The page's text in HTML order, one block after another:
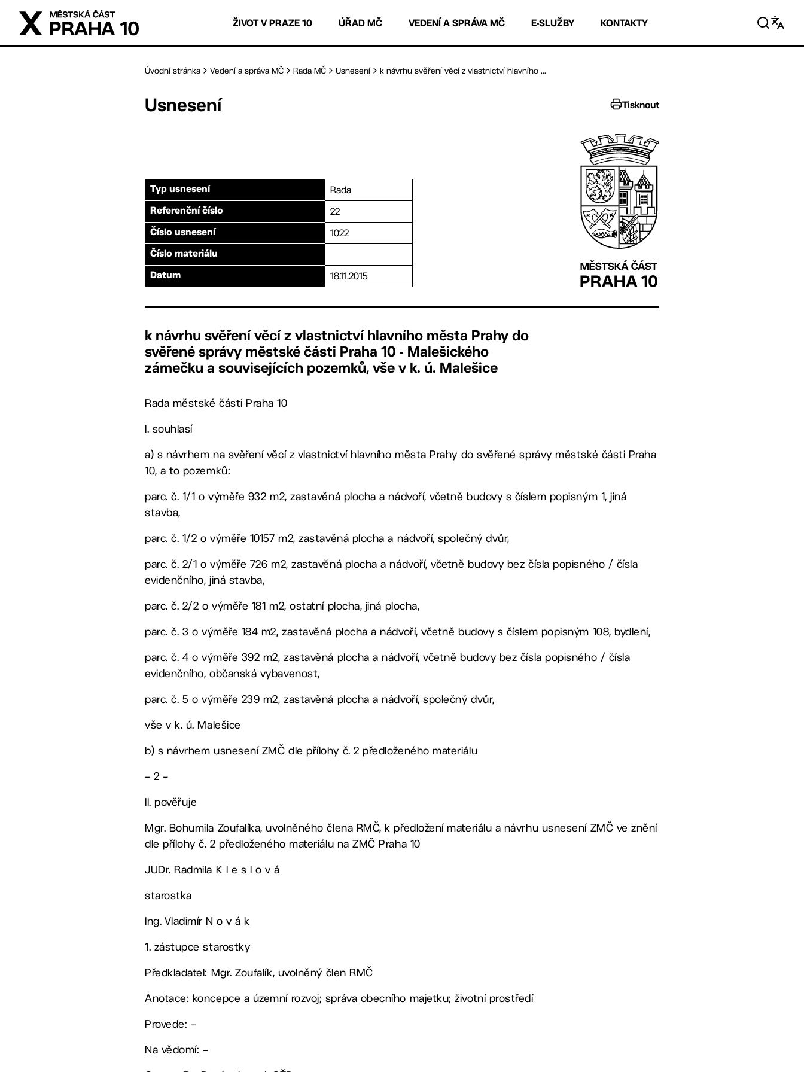
Přejít na hlavní obsah
ŽIVOT V PRAZE 10 ÚŘAD MČ VEDENÍ A SPRÁVA MČ E-SLUŽBY KONTAKTY
Úvodní stránka Vedení a správa MČ Rada MČ Usnesení k návrhu svěření věcí z vlastnictví hlavního ...
Usnesení Tisknout
Typ usnesení Rada
Referenční číslo 22
Číslo usnesení 1022
Číslo materiálu
Datum 18.11.2015
k návrhu svěření věcí z vlastnictví hlavního města Prahy do
svěřené správy městské části Praha 10 - Malešického
zámečku a souvisejících pozemků, vše v k. ú. Malešice
Rada městské části Praha 10
I. souhlasí
a) s návrhem na svěření věcí z vlastnictví hlavního města Prahy do svěřené správy městské části Praha
10, a to pozemků:
parc. č. 1/1 o výměře 932 m2, zastavěná plocha a nádvoří, včetně budovy s číslem popisným 1, jiná
stavba,
parc. č. 1/2 o výměře 10157 m2, zastavěná plocha a nádvoří, společný dvůr,
parc. č. 2/1 o výměře 726 m2, zastavěná plocha a nádvoří, včetně budovy bez čísla popisného / čísla
evidenčního, jiná stavba,
parc. č. 2/2 o výměře 181 m2, ostatní plocha, jiná plocha,
parc. č. 3 o výměře 184 m2, zastavěná plocha a nádvoří, včetně budovy s číslem popisným 108, bydlení,
parc. č. 4 o výměře 392 m2, zastavěná plocha a nádvoří, včetně budovy bez čísla popisného / čísla
evidenčního, občanská vybavenost,
parc. č. 5 o výměře 239 m2, zastavěná plocha a nádvoří, společný dvůr,
vše v k. ú. Malešice
b) s návrhem usnesení ZMČ dle přílohy č. 2 předloženého materiálu
– 2 –
II. pověřuje
Mgr. Bohumila Zoufalíka, uvolněného člena RMČ, k předložení materiálu a návrhu usnesení ZMČ ve znění
dle přílohy č. 2 předloženého materiálu na ZMČ Praha 10
JUDr. Radmila K l e s l o v á
starostka
Ing. Vladimír N o v á k
1. zástupce starostky
Předkladatel: Mgr. Zoufalík, uvolněný člen RMČ
Anotace: koncepce a územní rozvoj; správa obecního majetku; životní prostředí
Provede: –
Na vědomí: –